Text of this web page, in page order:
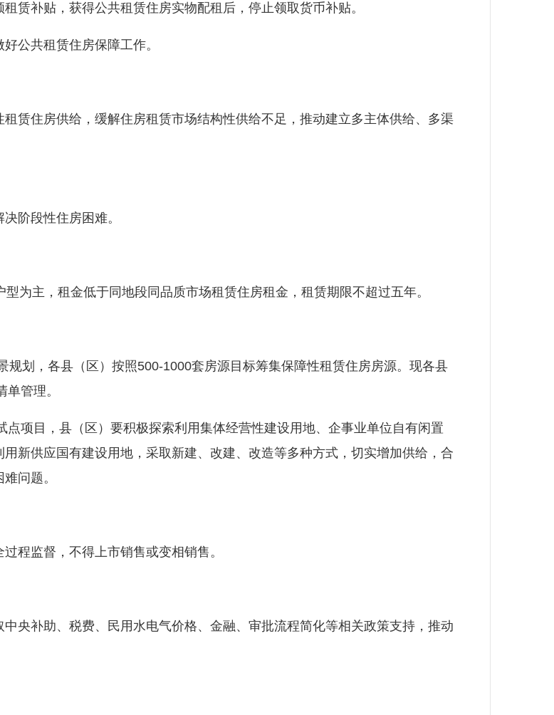
赁补贴，获得公共租赁住房实物配租后，停止领取货币补贴。
公共租赁住房保障工作。
住房供给，缓解住房租赁市场结构性供给不足，推动建立多主体供给、多渠
阶段性住房困难。
主，租金低于同地段同品质市场租赁住房租金，租赁期限不超过五年。
划，各县（区）按照500-1000套房源目标筹集保障性租赁住房房源。现各县
管理。
目，县（区）要积极探索利用集体经营性建设用地、企事业单位自有闲置
新供应国有建设用地，采取新建、改建、改造等多种方式，切实增加供给，合
问题。
监督，不得上市销售或变相销售。
补助、税费、民用水电气价格、金融、审批流程简化等相关政策支持，推动